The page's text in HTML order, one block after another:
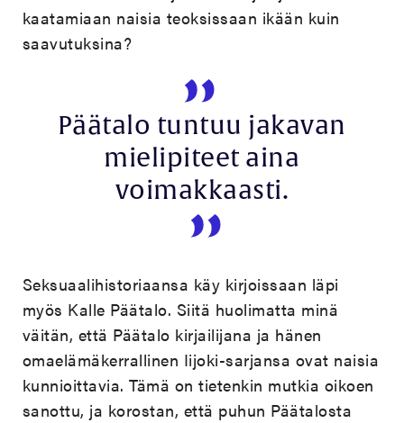
kaatamiaan naisia teoksissaan ikään kuin
saavutuksina?
Päätalo tuntuu jakavan
mielipiteet aina
voimakkaasti.
Seksuaalihistoriaansa käy kirjoissaan läpi
myös Kalle Päätalo. Siitä huolimatta minä
väitän, että Päätalo kirjailijana ja hänen
omaelämäkerrallinen Iijoki-sarjansa ovat naisia
kunnioittavia. Tämä on tietenkin mutkia oikoen
sanottu, ja korostan, että puhun Päätalosta